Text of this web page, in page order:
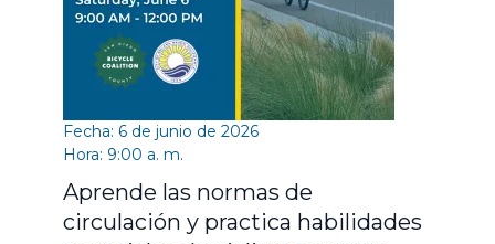
Fecha: 6 de junio de 2026
Hora: 9:00 a. m.
Aprende las normas de
circulación y practica habilidades